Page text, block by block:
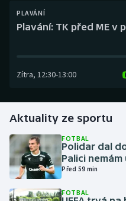
Curling
Golf
Gymnastika
Házená
PLAVÁNÍ
Plavání: TK před ME v
Zítra, 12:30-13:00
Aktuality ze sportu
FOTBAL
Polidar dal
Palici
Před 59 min
FOTBAL